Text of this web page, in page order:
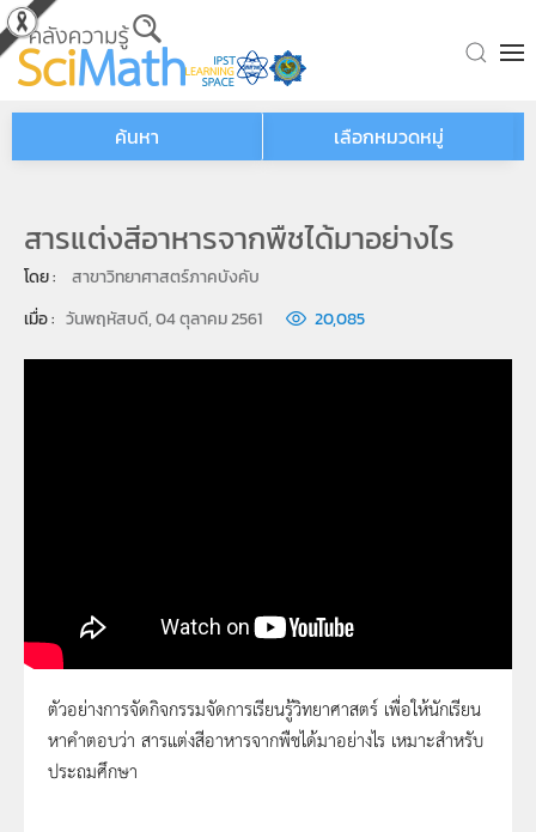
Skip to main content
ค้นหา เลือกหมวดหมู่
สารแต่งสีอาหารจากพืชได้มาอย่างไร
โดย :
สาขาวิทยาศาสตร์ภาคบังคับ
เมื่อ : วันพฤหัสบดี, 04 ตุลาคม 2561 20,085
21 - สารแต่งสีอาหารจากพืชได้มาอย่างไร
ตัวอย่างการจัดกิจกรรมจัดการเรียนรู้วิทยาศาสตร์ เพื่อให้นักเรียน
หาคำตอบว่า สารแต่งสีอาหารจากพืชได้มาอย่างไร เหมาะสำหรับ
ประถมศึกษา